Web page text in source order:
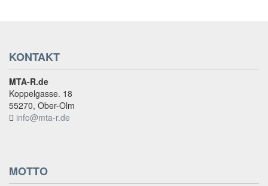
KONTAKT
MTA-R.de
Koppelgasse. 18
55270, Ober-Olm
info@mta-r.de
MOTTO